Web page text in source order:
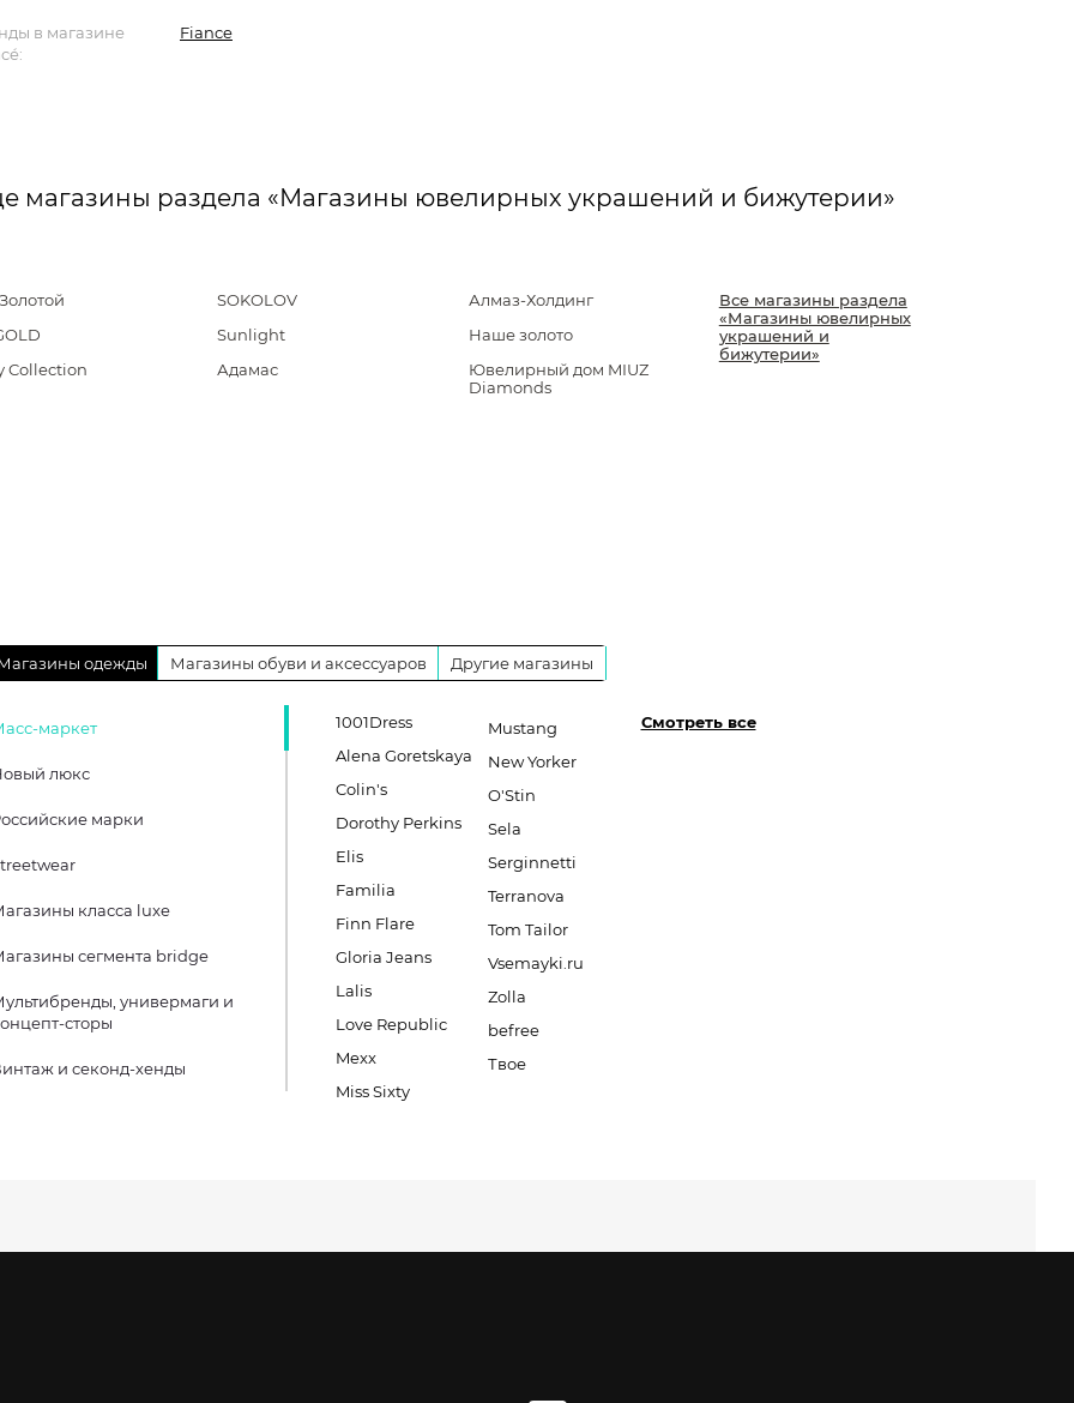
в магазине
Fiance
магазины раздела «Магазины ювелирных украшений и бижутерии»
Collection
SOKOLOV
Sunlight
Адамас
Алмаз-Холдинг
Наше золото
Ювелирный дом MIUZ
Diamonds
Все магазины раздела
«Магазины ювелирных
украшений и
бижутерии»
одежды Магазины обуви и аксессуаров Другие магазины
маркет
люкс
марки
класса luxe
сегмента bridge
универмаги и
сторы
и секонд-хенды
1001Dress
Alena Goretskaya
Colin's
Dorothy Perkins
Elis
Familia
Finn Flare
Gloria Jeans
Lalis
Love Republic
Mexx
Miss Sixty
Mustang
New Yorker
O'Stin
Sela
Serginnetti
Terranova
Tom Tailor
Vsemayki.ru
Zolla
befree
Твое
Смотреть все